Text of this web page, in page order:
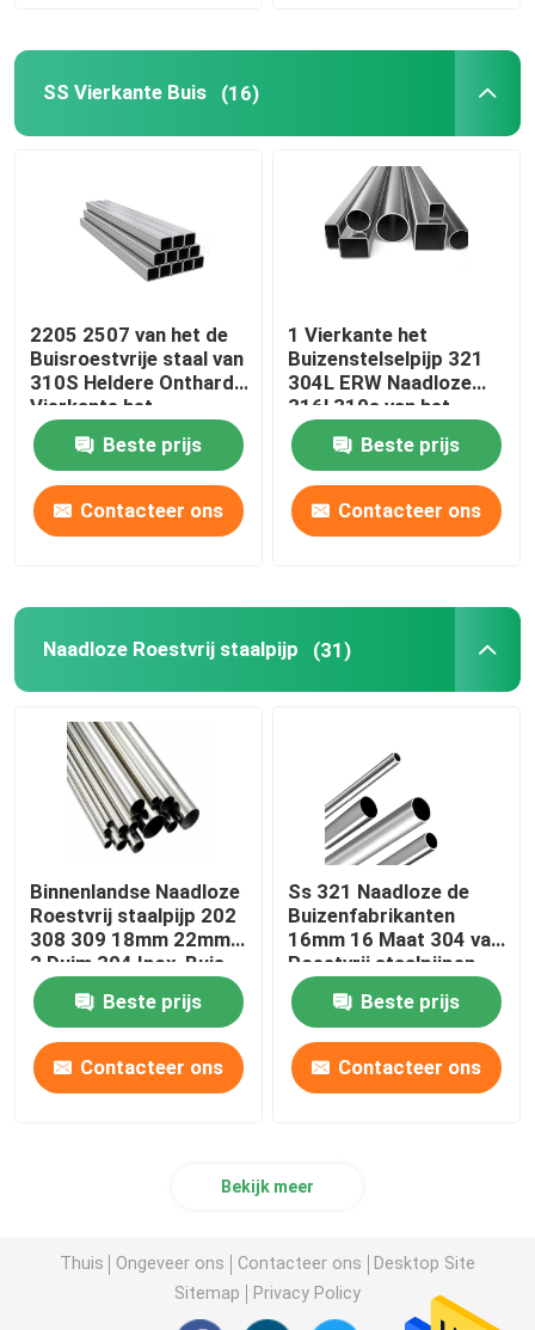
SS Vierkante Buis (16)
2205 2507 van het de
Buisroestvrije staal van
310S Heldere Ontharde
Vierkante het
Buizenstelselleveranciers
201 304 304L 316
316L
Beste prijs
Contacteer ons
1 Vierkante het
Buizenstelselpijp 321
304L ERW Naadloze
316l 310s van het
duimroestvrije staal 0,4
Mm
Beste prijs
Contacteer ons
Naadloze Roestvrij staalpijp (31)
Binnenlandse Naadloze
Roestvrij staalpijp 202
308 309 18mm 22mm
2 Duim 304 Inox-Buis
Beste prijs
Contacteer ons
Ss 321 Naadloze de
Buizenfabrikanten
16mm 16 Maat 304 van
Roestvrij staalpijpen
Warmtewisselaar
Beste prijs
Contacteer ons
Bekijk meer
Thuis Ongeveer ons Contacteer ons
Desktop Site
Sitemap
Privacy Policy